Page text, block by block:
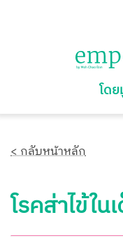
โด
< กลับหน้าหลัก
โรคส่าไข้ใน